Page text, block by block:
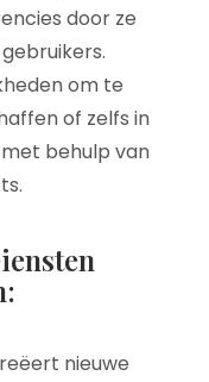
door ze
om te
of zelfs in
behulp van
nieuwe